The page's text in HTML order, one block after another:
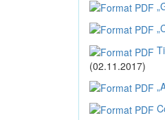
(02.11.2017)